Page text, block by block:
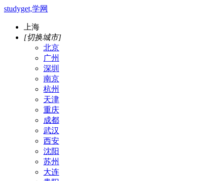
studyget,学网
上海
[切换城市]
北京
广州
深圳
南京
杭州
天津
重庆
成都
武汉
西安
沈阳
苏州
大连